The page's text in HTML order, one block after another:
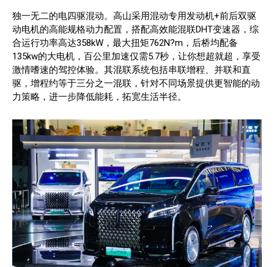
独一无二的电四驱混动。高山采用混动专用发动机+前后双驱
动电机的高能规格动力配置，搭配高效能混联DHT变速器，综
合运行功率高达358kW，最大扭矩762N?m，后桥均配备
135kw的大电机，百公里加速仅需5.7秒，让你想超就超，享受
激情嗜速的驾控体验。其混联系统包括串联增程、并联和直
驱，增程约等于三分之一混联，针对不同场景提供更智能的动
力策略，进一步降低能耗，拓宽生活半径。